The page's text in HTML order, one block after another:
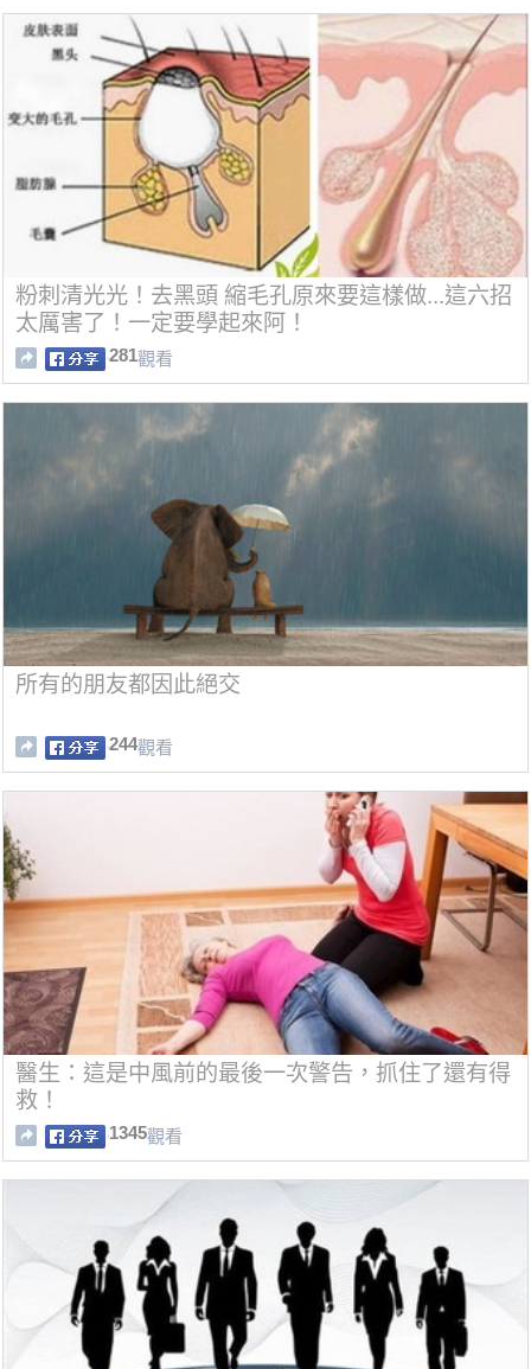
粉刺清光光！去黑頭 縮毛孔原來要這樣做...這六招
太厲害了！一定要學起來阿！
281觀看
所有的朋友都因此絕交
244觀看
醫生：這是中風前的最後一次警告，抓住了還有得
救！
1345觀看